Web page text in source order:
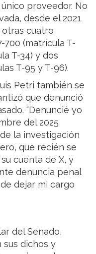
proveedor. No
desde el 2021
cuatro
700 (matrícula T-
T-34) y dos
T-95 y T-96).
Petri también se
que denunció
“Denuncié yo
del 2025
la investigación
que recién se
cuenta de X, y
denuncia penal
dejar mi cargo
del Senado,
sus dichos y